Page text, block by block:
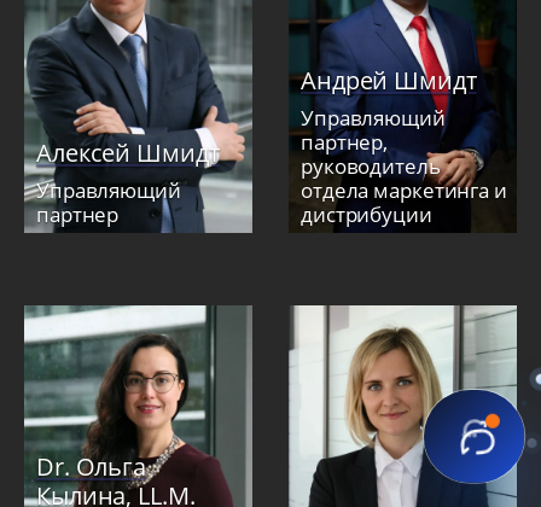
Алексей Шмидт
Управляющий
партнер
Андрей Шмидт
Управляющий
партнер,
руководитель
отдела маркетинга и
дистрибуции
Dr. Ольга
Кылина, LL.M.